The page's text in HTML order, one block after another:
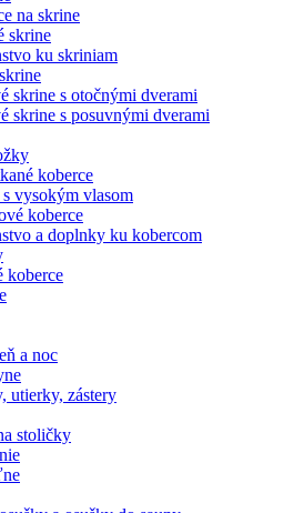
na skrine
skrine
ku skriniam
skrine s otočnými dverami
skrine s posuvnými dverami
koberce
vysokým vlasom
koberce
a doplnky ku kobercom
koberce
a noc
utierky, zástery
stoličky